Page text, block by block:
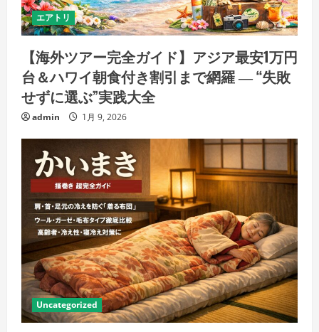
エアトリ
【海外ツアー完全ガイド】アジア最安1万円
台＆ハワイ朝食付き割引まで網羅 ― “失敗
せずに選ぶ”実践大全
admin 1月 9, 2026
Uncategorized